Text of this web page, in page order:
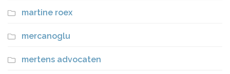
martine roex
mercanoglu
mertens advocaten